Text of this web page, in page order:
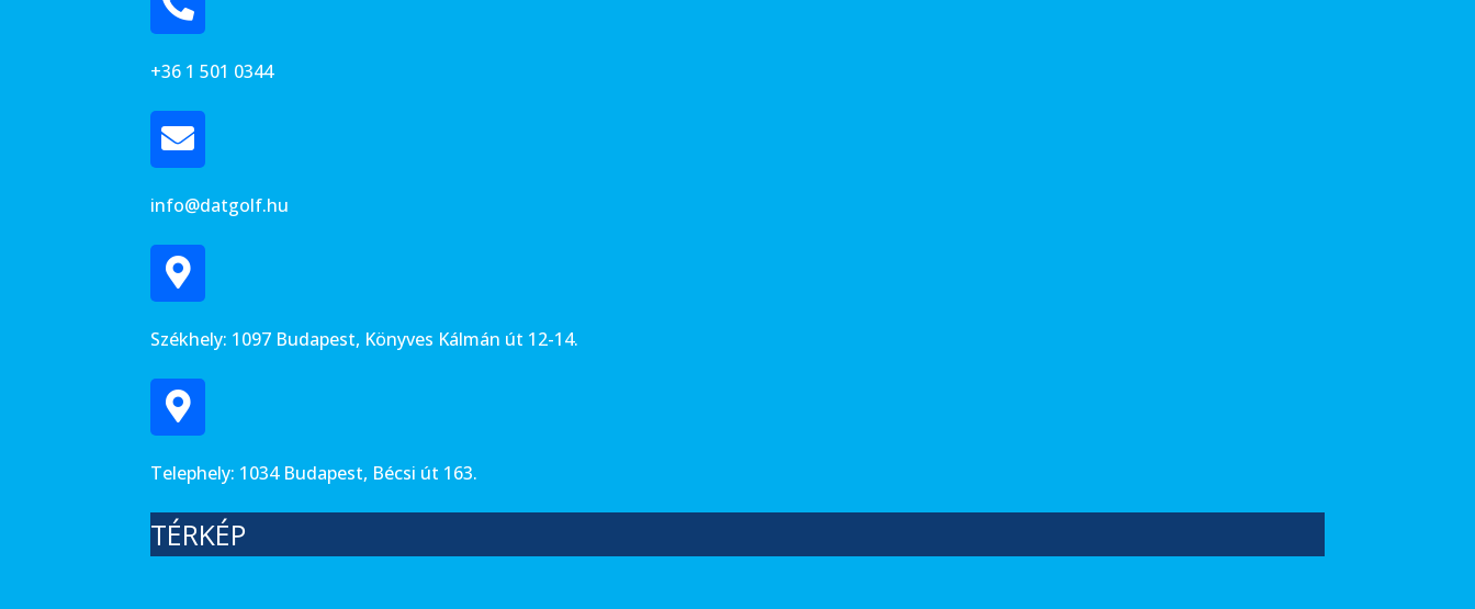
+36 1 501 0344
info@datgolf.hu
Székhely: 1097 Budapest, Könyves Kálmán út 12-14.
Telephely: 1034 Budapest, Bécsi út 163.
TÉRKÉP